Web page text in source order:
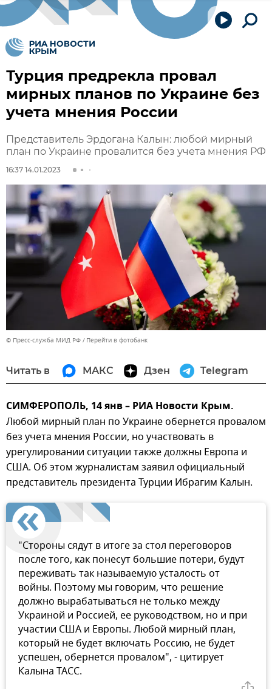
Турция предрекла провал
мирных планов по Украине без
учета мнения России
Представитель Эрдогана Калын: любой мирный
план по Украине провалится без учета мнения РФ
16:37 14.01.2023
© Пресс-служба МИД РФ Перейти в фотобанк
Читать в МАКС Дзен Telegram
СИМФЕРОПОЛЬ, 14 янв – РИА Новости Крым.
Любой мирный план по Украине обернется провалом
без учета мнения России, но участвовать в
урегулировании ситуации также должны Европа и
США. Об этом журналистам заявил официальный
представитель президента Турции Ибрагим Калын.
"Стороны сядут в итоге за стол переговоров
после того, как понесут большие потери, будут
переживать так называемую усталость от
войны. Поэтому мы говорим, что решение
должно вырабатываться не только между
Украиной и Россией, ее руководством, но и при
участии США и Европы. Любой мирный план,
который не будет включать Россию, не будет
успешен, обернется провалом", - цитирует
Калына ТАСС.